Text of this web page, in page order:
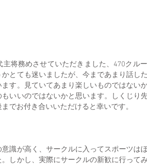
主将務めさせていただきました、470クル
かとても迷いましたが、今まであまり話し
す。見ていてあまり楽しいものではない
いいのではないかと思います。しくじり
でお付き合いいただけると幸いです。
識が高く、サークルに入ってスポーツは
しかし、実際にサークルの新歓に行って